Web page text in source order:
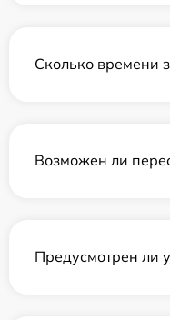
Сколько времени
Возможен ли
Предусмотрен ли